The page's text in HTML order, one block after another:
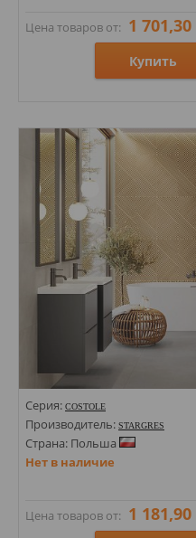
Цена товаров от: 1 701,30
Купить
Стили: Под камень;
Цвета:
Серия: COSTOLE
Производитель: STARGRES
Страна: Польша
Нет в наличие
Цена товаров от: 1 181,90